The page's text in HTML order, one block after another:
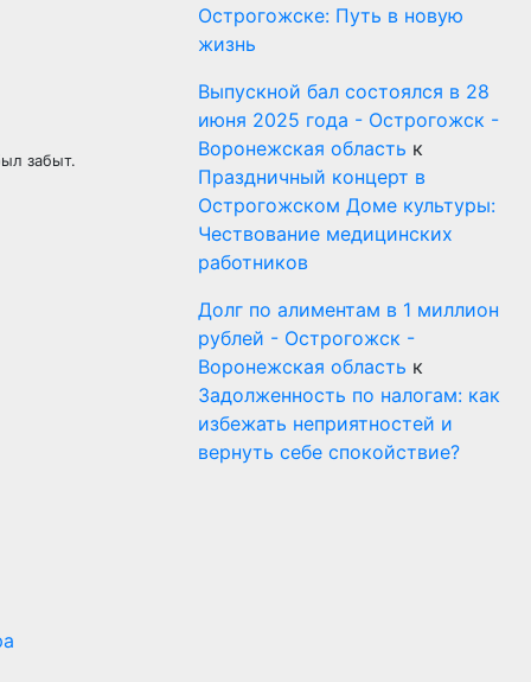
забыт.
Острогожске: Путь в новую
жизнь
Выпускной бал состоялся в 28
июня 2025 года - Острогожск -
Воронежская область к
Праздничный концерт в
Острогожском Доме культуры:
Чествование медицинских
работников
Долг по алиментам в 1 миллион
рублей - Острогожск -
Воронежская область к
Задолженность по налогам: как
избежать неприятностей и
вернуть себе спокойствие?